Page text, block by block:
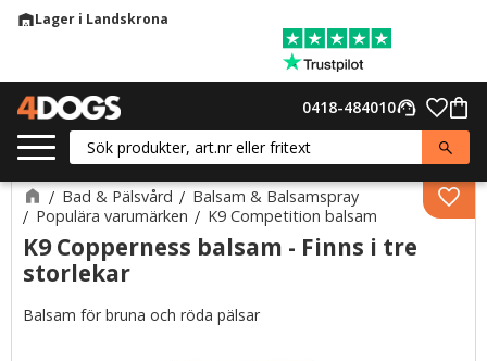
warehouseLager i Landskrona
support_agent
0418-484010
Bad & Pälsvård
Balsam & Balsamspray
Populära varumärken
K9 Competition balsam
K9 Copperness balsam - Finns i tre
storlekar
Balsam för bruna och röda pälsar